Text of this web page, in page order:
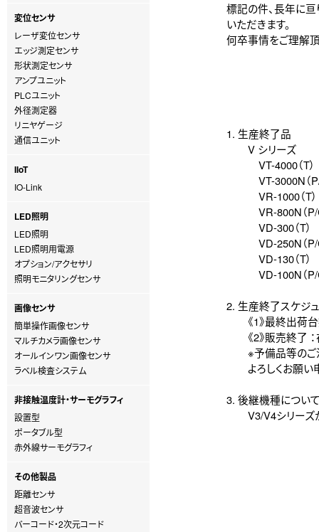
変位センサ
レーザ変位センサ
エッジ測定センサ
形状測定センサ
アンプユニット
PLCユニット
外径測定器
リニヤゲージ
通信ユニット
IIoT
IO-Link
LED照明
LED照明
LED照明用電源
オプション/アクセサリ
照明モニタリングセンサ
画像センサ
簡単操作画像センサ
マルチカメラ画像センサ
オールインワン画像センサ
ラベル検査システム
非接触温度計・サーモグラフィ
設置型
ポータブル型
赤外線サーモグラフィ
その他製品
距離センサ
超音波センサ
バーコード・2次元コード
標記の件、長年に亘
いただきます。
何卒事情をご理解
1. 生産終了品
V シリーズ
VT-4000（T）
VT-3000N（P/
VR-1000（T）
VR-800N（P/
VD-300（T）
VD-250N（P/
VD-130（T）
VD-100N（P/
2. 生産終了スケジ
《1》最終出荷台
《2》販売終了 ：
※予備品等のご注
よろしくお願い
3. 後継機種につい
V3/V4シリーズが